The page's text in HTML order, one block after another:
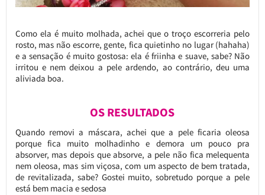
Como ela é muito molhada, achei que o troço escorreria pelo
rosto, mas não escorre, gente, fica quietinho no lugar (hahaha)
e a sensação é muito gostosa: ela é friinha e suave, sabe? Não
irritou e nem deixou a pele ardendo, ao contrário, deu uma
aliviada boa.
OS RESULTADOS
Quando removi a máscara, achei que a pele ficaria oleosa
porque fica muito molhadinho e demora um pouco pra
absorver, mas depois que absorve, a pele não fica melequenta
nem oleosa, mas sim viçosa, com um aspecto de bem tratada,
de revitalizada, sabe? Gostei muito, sobretudo porque a pele
está bem macia e sedosa